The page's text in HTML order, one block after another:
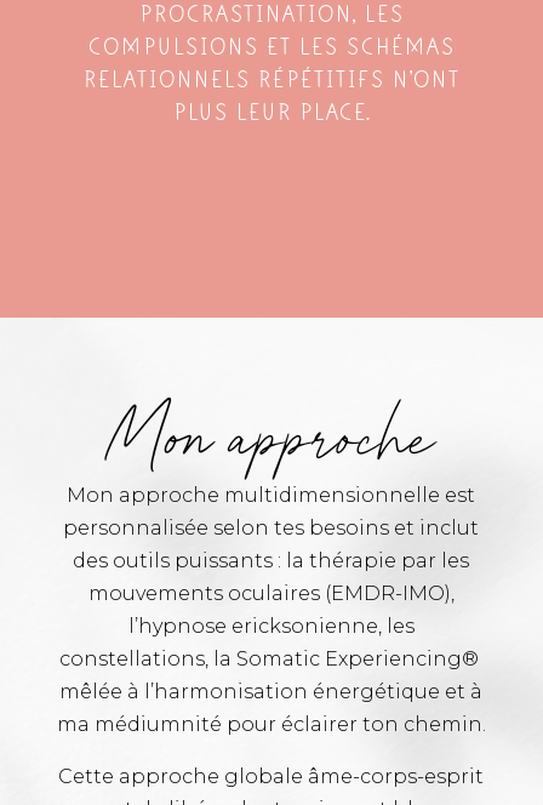
PROCRASTINATION, LES
COMPULSIONS ET LES SCHÉMAS
RELATIONNELS RÉPÉTITIFS N’ONT
PLUS LEUR PLACE.
Mon approche
Mon approche multidimensionnelle est
personnalisée selon tes besoins et inclut
des outils puissants : la thérapie par les
mouvements oculaires (EMDR-IMO),
l’hypnose ericksonienne, les
constellations, la Somatic Experiencing®
mêlée à l’harmonisation énergétique et à
ma médiumnité pour éclairer ton chemin.
Cette approche globale âme-corps-esprit